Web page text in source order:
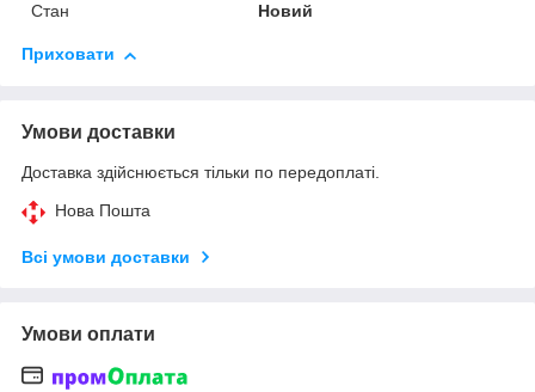
Стан
Новий
Приховати
Умови доставки
Доставка здійснюється тільки по передоплаті.
Нова Пошта
Всі умови доставки
Умови оплати